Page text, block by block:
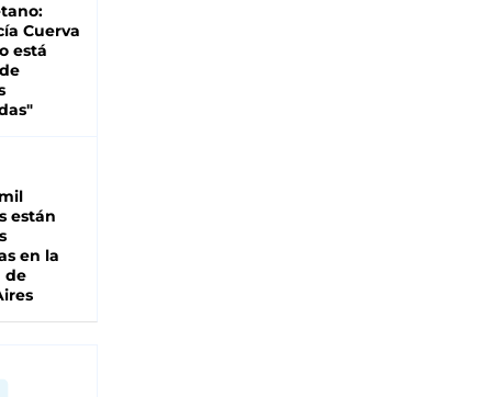
Cuerva
está
están
en la
de